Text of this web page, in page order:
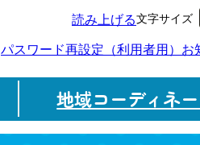
読み上げる文字サイズ
パスワード再設定（利用者用） お
地域コーディネ